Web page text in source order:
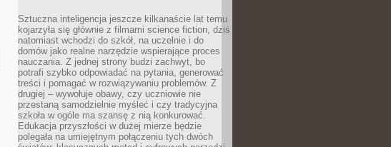
Sztuczna inteligencja jeszcze kilkanaście lat temu
kojarzyła się głównie z filmami science fiction, dziś
natomiast wchodzi do szkół, na uczelnie i do
domów jako realne narzędzie wspierające proces
nauczania. Z jednej strony budzi zachwyt, bo
potrafi szybko odpowiadać na pytania, generować
treści i pomagać w rozwiązywaniu problemów. Z
drugiej – wywołuje obawy, czy uczniowie nie
przestaną samodzielnie myśleć i czy tradycyjna
szkoła w ogóle ma szansę z nią konkurować.
Edukacja przyszłości w dużej mierze będzie
polegała na umiejętnym połączeniu tych dwóch